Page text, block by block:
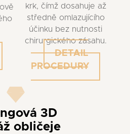
krk, čímž dosahuje až
středně omlazujícího
účinku bez nutnosti
chirurgického zásahu.
DETAIL
PROCEDURY
3D
obličeje